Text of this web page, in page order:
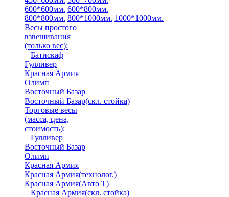
600*600мм. 600*800мм.
800*800мм. 800*1000мм. 1000*1000мм.
Весы простого
взвешивания
(только вес):
Батискаф
Гулливер
Красная Армия
Олимп
Восточный Базар
Восточный Базар(скл. стойка)
Торговые весы
(масса, цена,
стоимость):
Гулливер
Восточный Базар
Олимп
Красная Армия
Красная Армия(технолог.)
Красная Армия(Авто Т)
Красная Армия(скл. стойка)